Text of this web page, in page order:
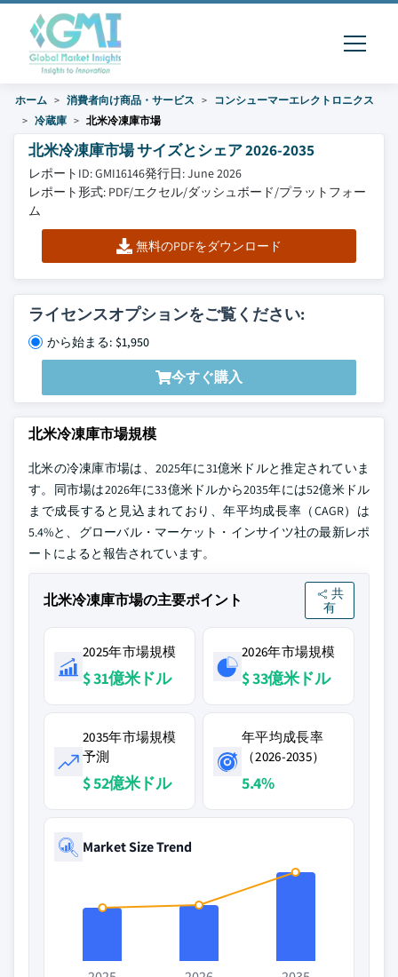
ホーム 消費者向け商品・サービス
コンシューマーエレクトロニクス
冷蔵庫
北米冷凍庫市場
北米冷凍庫市場 サイズとシェア 2026-2035
レポートID: GMI16146発行日: June 2026
レポート形式: PDF/エクセル/ダッシュボード/プラットフォー
ム
無料のPDFをダウンロード
ライセンスオプションをご覧ください:
から始まる: $1,950
今すぐ購入
北米冷凍庫市場規模
北米の冷凍庫市場は、2025年に31億米ドルと推定されていま
す。同市場は2026年に33億米ドルから2035年には52億米ドル
まで成長すると見込まれており、年平均成長率（CAGR）は
5.4%と、グローバル・マーケット・インサイツ社の最新レポ
ートによると報告されています。
北米冷凍庫市場の主要ポイント
共
有
2025年市場規模
$ 31億米ドル
2026年市場規模
$ 33億米ドル
2035年市場規模
予測
$ 52億米ドル
年平均成長率
（2026-2035）
5.4%
Market Size Trend